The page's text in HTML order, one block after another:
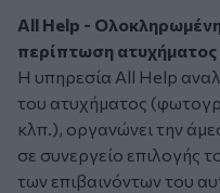
All Help -
περίπτωση ατυχήματος
Η υπηρεσία All Help
του ατυχήματος
κλπ.), οργανώνει την
σε συνεργείο επιλογής
των επιβαινόντων του